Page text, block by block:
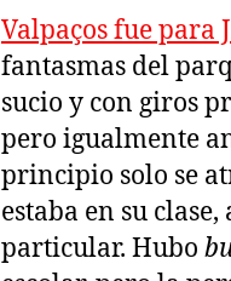
Valpaços fue
fantasmas del
sucio y con giros
pero igualmente
principio solo se
estaba en su
particular. Hubo